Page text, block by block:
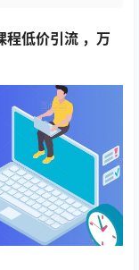
程低价引流 ，万